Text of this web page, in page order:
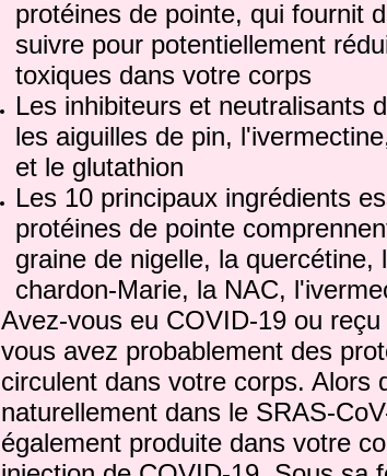
protéines de pointe, qui fournit
suivre pour potentiellement
toxiques dans votre corps
Les inhibiteurs et neutralisants
les aiguilles de pin,
et le glutathion
Les 10 principaux ingrédients
protéines de pointe
graine de nigelle, la
chardon-Marie, la NAC,
Avez-vous eu COVID-19 ou
vous avez probablement des
circulent dans votre corps.Alors
naturellement dans le SRAS-
également produite dans votre